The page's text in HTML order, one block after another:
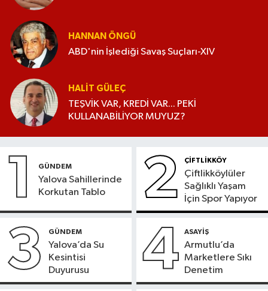
HANNAN ÖNGÜ
ABD'nin İşlediği Savaş Suçları-XIV
HALIT GÜLEÇ
TEŞVİK VAR, KREDİ VAR... PEKİ
KULLANABİLİYOR MUYUZ?
1 GÜNDEM
Yalova Sahillerinde
Korkutan Tablo
2 ÇİFTLİKKÖY
Çiftlikköylüler
Sağlıklı Yaşam
İçin Spor Yapıyor
3 GÜNDEM
Yalova’da Su
Kesintisi
Duyurusu
4 ASAYİŞ
Armutlu’da
Marketlere Sıkı
Denetim